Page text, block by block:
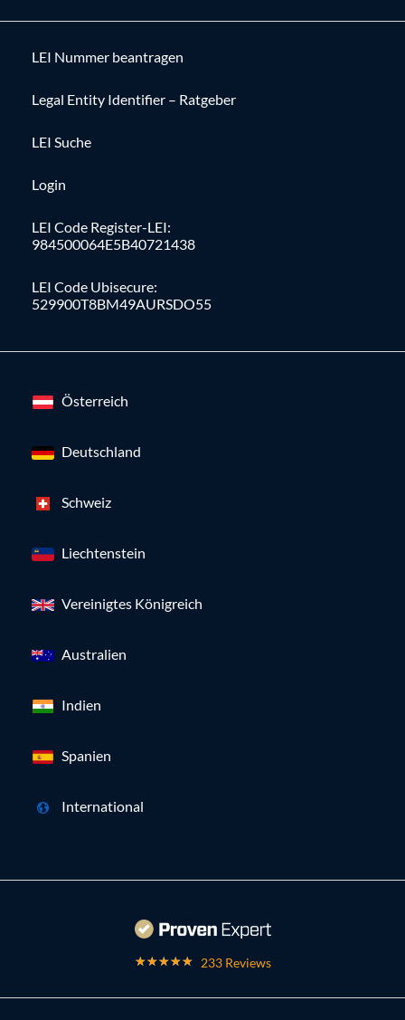
LEI Nummer beantragen
Legal Entity Identifier – Ratgeber
LEI Suche
Login
LEI Code Register-LEI:
984500064E5B40721438
LEI Code Ubisecure:
529900T8BM49AURSDO55
Österreich
Deutschland
Schweiz
Liechtenstein
Vereinigtes Königreich
Australien
Indien
Spanien
International
233 Reviews